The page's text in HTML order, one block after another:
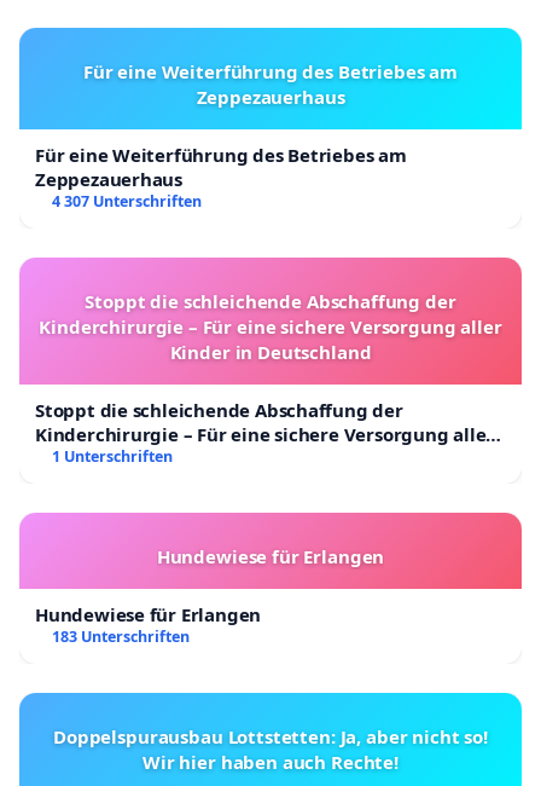
Für eine Weiterführung des Betriebes am
Zeppezauerhaus
Für eine Weiterführung des Betriebes am
Zeppezauerhaus
4 307 Unterschriften
Stoppt die schleichende Abschaffung der
Kinderchirurgie – Für eine sichere Versorgung aller
Kinder in Deutschland
Stoppt die schleichende Abschaffung der
Kinderchirurgie – Für eine sichere Versorgung aller
Kinder in Deutschland
1 Unterschriften
Hundewiese für Erlangen
Hundewiese für Erlangen
183 Unterschriften
Doppelspurausbau Lottstetten: Ja, aber nicht so!
Wir hier haben auch Rechte!